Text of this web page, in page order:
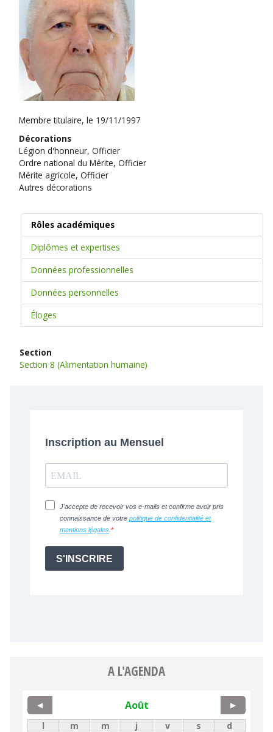
Membre titulaire, le 19/11/1997
Décorations
Légion d'honneur, Officier
Ordre national du Mérite, Officier
Mérite agricole, Officier
Autres décorations
Rôles académiques
Diplômes et expertises
Données professionnelles
Données personnelles
Éloges
Section
Section 8 (Alimentation humaine)
A L'AGENDA
Août
◀ ▶
l m m j v s
d